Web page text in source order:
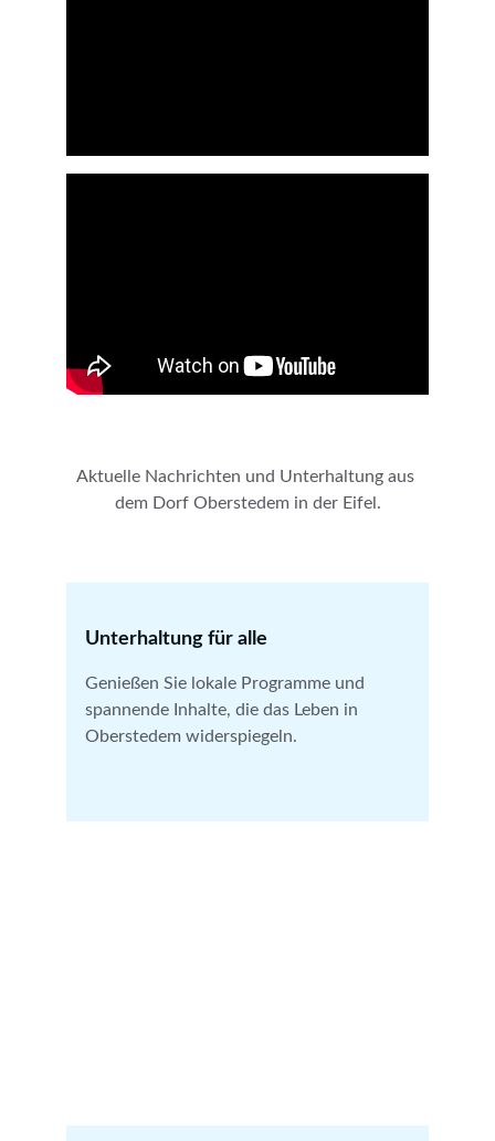
Aktuelle Nachrichten und Unterhaltung aus
dem Dorf Oberstedem in der Eifel.
Unterhaltung für alle
Genießen Sie lokale Programme und
spannende Inhalte, die das Leben in
Oberstedem widerspiegeln.